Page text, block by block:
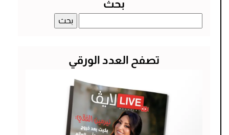
بحث
عن:
تصفح العدد الورقي